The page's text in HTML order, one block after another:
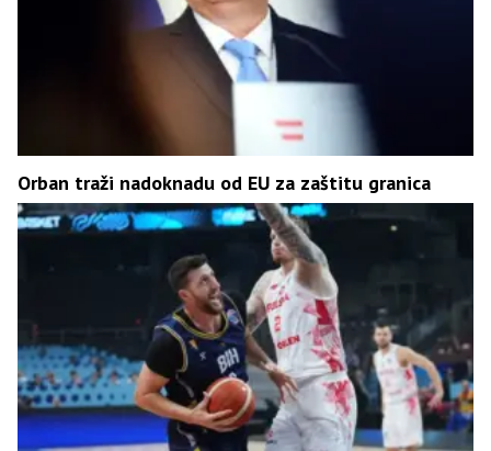
Orban traži nadoknadu od EU za zaštitu granica